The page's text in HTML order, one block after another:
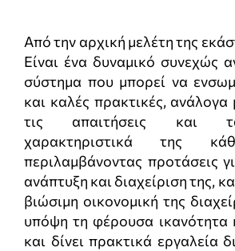
Από την αρχική μελέτη της
Είναι ένα δυναμικό συνεχώς
σύστημα που μπορεί να
και καλές πρακτικές, ανάλογα
τις απαιτήσεις και
χαρακτηριστικά της
περιλαμβάνοντας προτάσεις
ανάπτυξη και διαχείριση της,
βιώσιμη οικονομική της
υπόψη τη φέρουσα ικανότητα
και δίνει πρακτικά εργαλεία